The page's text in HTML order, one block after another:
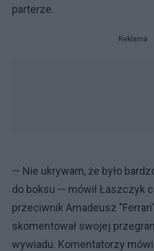
parterze.
Reklama
— Nie ukrywam, że było
do boksu — mówił Łaszczyk
przeciwnik Amadeusz
skomentował swojej
wywiadu. Komentatorzy